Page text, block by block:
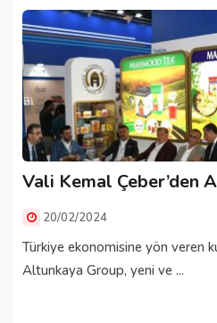
Vali Kemal Çeber’den
20/02/2024
Türkiye ekonomisine yön veren
Altunkaya Group, yeni ve ...